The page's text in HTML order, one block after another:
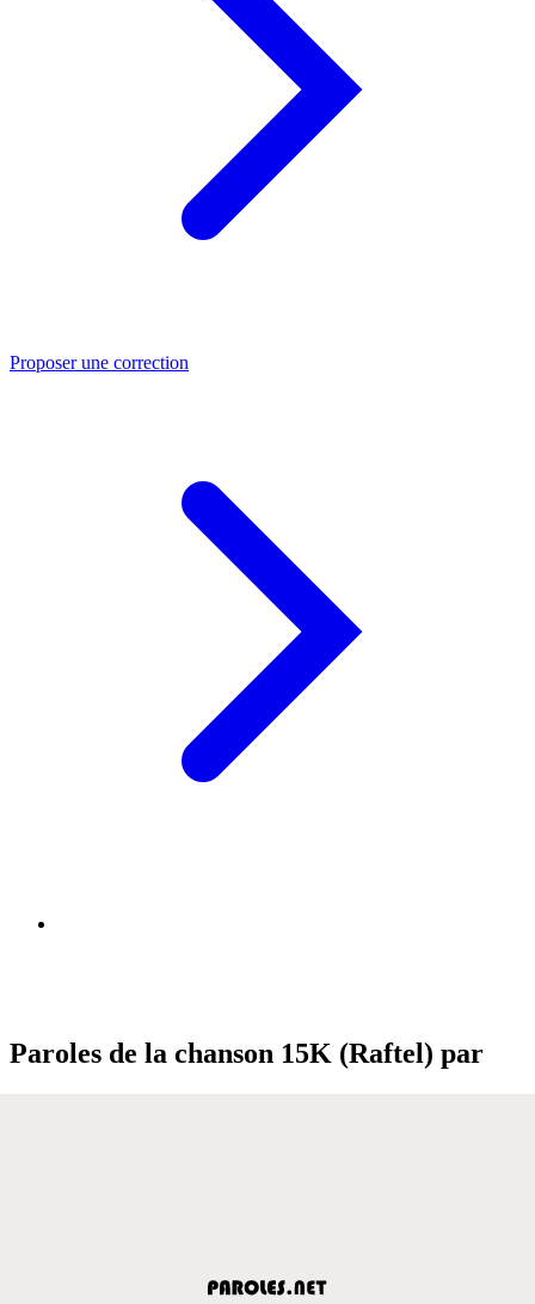
Proposer une correction
Paroles de la chanson 15K (Raftel) par